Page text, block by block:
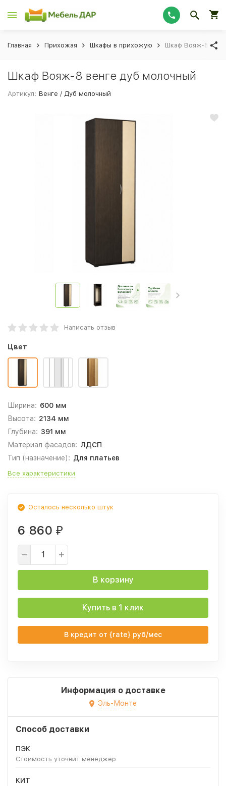
Главная Прихожая Шкафы в прихожую Шкаф Вояж-8
Шкаф Вояж-8 венге дуб молочный
Артикул: Венге / Дуб молочный
Написать отзыв
Цвет
Ширина: 600 мм
Высота: 2134 мм
Глубина: 391 мм
Материал фасадов: ЛДСП
Тип (назначение): Для платьев
Все характеристики
Осталось несколько штук
6 860 ₽
В корзину
Купить в 1 клик
В кредит от {rate} руб/мес
Информация о доставке
Эль-Монте
Способ доставки
ПЭК
Стоимость уточнит менеджер
КИТ